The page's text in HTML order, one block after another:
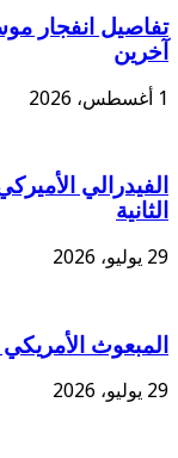
آخرين
1 أغسطس، 2026
‏الفيدرالي
الثانية
29 يوليو، 2026
المبعوث
29 يوليو، 2026